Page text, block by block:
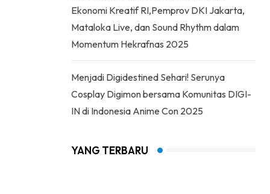
Ekonomi Kreatif RI,Pemprov DKI Jakarta,
Mataloka Live, dan Sound Rhythm dalam
Momentum Hekrafnas 2025
Menjadi Digidestined Sehari! Serunya
Cosplay Digimon bersama Komunitas DIGI-
IN di Indonesia Anime Con 2025
YANG TERBARU